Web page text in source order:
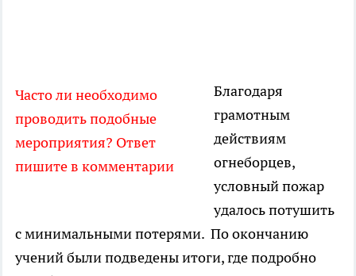
Часто ли необходимо
проводить подобные
мероприятия? Ответ
пишите в комментарии
Благодаря
грамотным
действиям
огнеборцев,
условный пожар
удалось потушить
с минимальными потерями. По окончанию
учений были подведены итоги, где подробно